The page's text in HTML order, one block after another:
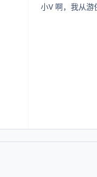
小V 啊，我从游